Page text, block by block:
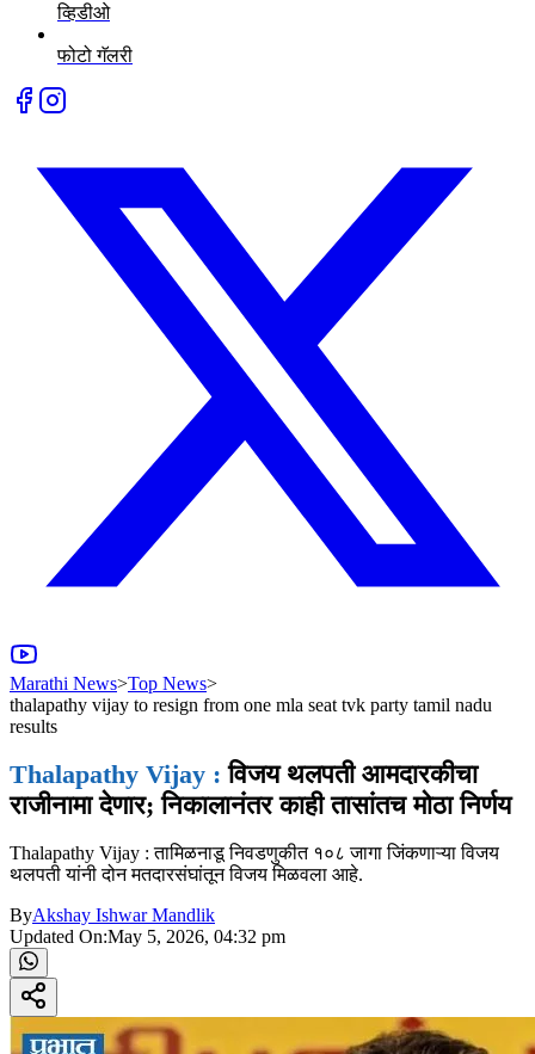
व्हिडीओ
फोटो गॅलरी
Marathi News>Top News>
thalapathy vijay to resign from one mla seat tvk party tamil nadu
results
Thalapathy Vijay : विजय थलपती आमदारकीचा
राजीनामा देणार; निकालानंतर काही तासांतच मोठा निर्णय
Thalapathy Vijay : तामिळनाडू निवडणुकीत १०८ जागा जिंकणाऱ्या विजय
थलपती यांनी दोन मतदारसंघांतून विजय मिळवला आहे.
ByAkshay Ishwar Mandlik
Updated On:May 5, 2026, 04:32 pm